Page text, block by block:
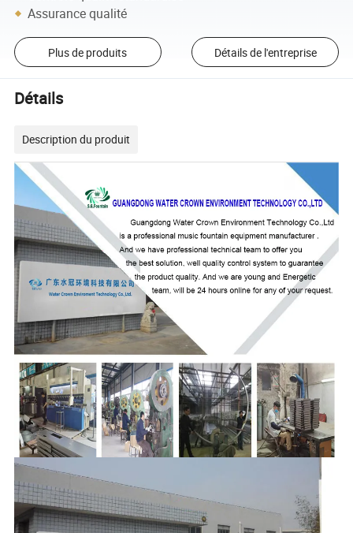
Assurance qualité
Plus de produits Détails de l'entreprise
Détails
Description du produit